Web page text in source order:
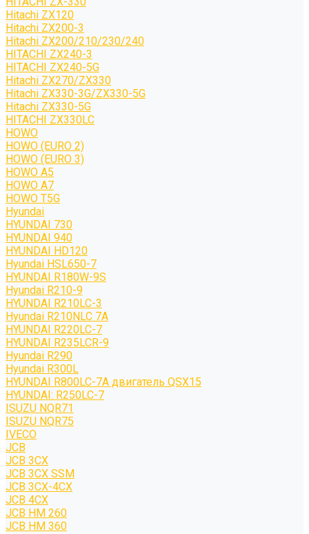
Hitachi ZX120
Hitachi ZX200-3
Hitachi ZX200/210/230/240
HITACHI ZX240-3
HITACHI ZX240-5G
Hitachi ZX270/ZX330
Hitachi ZX330-3G/ZX330-5G
Hitachi ZX330-5G
HITACHI ZX330LC
HOWO
HOWO (EURO 2)
HOWO (EURO 3)
HOWO A5
HOWO A7
HOWO T5G
Hyundai
HYUNDAI 730
HYUNDAI 940
HYUNDAI HD120
Hyundai HSL650-7
HYUNDAI R180W-9S
Hyundai R210-9
HYUNDAI R210LC-3
Hyundai R210NLC 7A
HYUNDAI R220LC-7
HYUNDAI R235LCR-9
Hyundai R290
Hyundai R300L
HYUNDAI R800LC-7A двигатель QSX15
HYUNDAI: R250LC-7
ISUZU NQR71
ISUZU NQR75
IVECO
JCB
JCB 3CX
JCB 3CX SSM
JCB 3CX-4CX
JCB 4CX
JCB HM 260
JCB HM 360